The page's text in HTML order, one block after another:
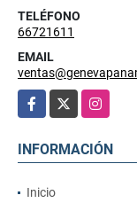
TELÉFONO
66721611
EMAIL
Facebook
Instagram
INFORMACIÓN
Inicio